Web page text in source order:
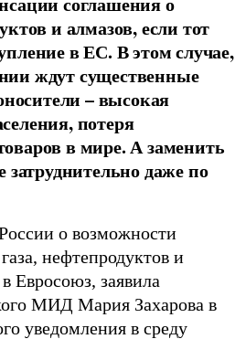
и алмазов, если тот
в ЕС. В этом случае,
ждут существенные
– высокая
потеря
в мире. А заменить
затруднительно даже по
о возможности
нефтепродуктов и
Евросоюз, заявила
МИД Мария Захарова в
уведомления в среду